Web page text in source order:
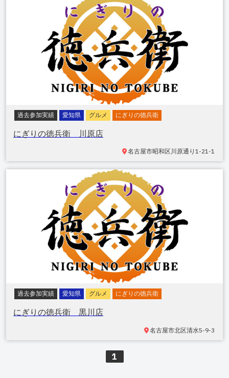
過去参加実績 愛知県 グルメ にぎりの徳兵衛
にぎりの徳兵衛 川原店
名古屋市昭和区川原通 り1-21-1
過去参加実績 愛知県 グルメ にぎりの徳兵衛
にぎりの徳兵衛 黒川店
名古屋市北区清水5-9-3
1